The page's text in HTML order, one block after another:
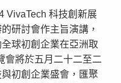
VivaTech 科技創新展
研討會作主旨演講，
球初創企業在亞洲取
會將於五月二十二至二
初創企業盛會，匯聚